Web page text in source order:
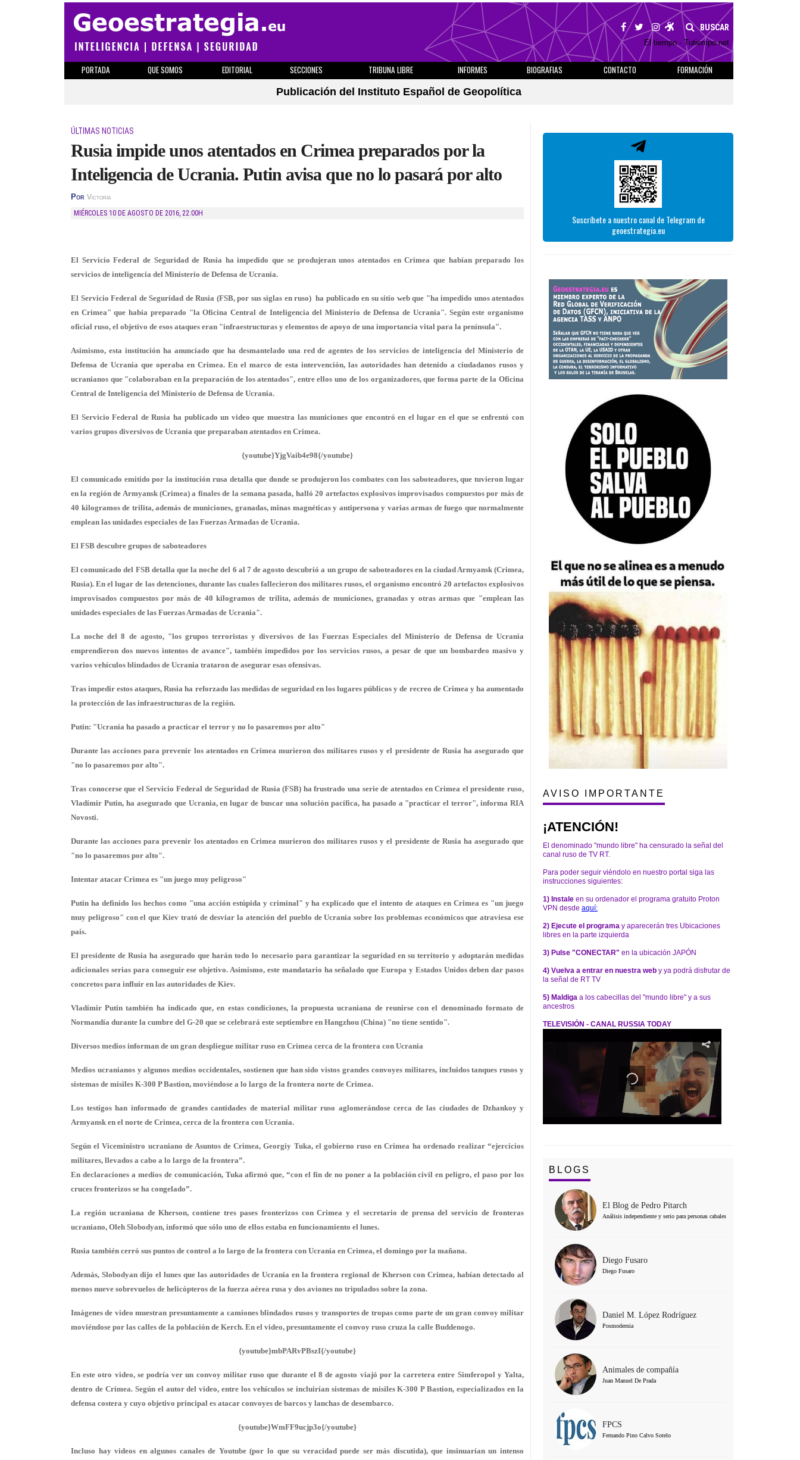
BUSCAR
El tiempo - Tutiempo.net
PORTADA QUE SOMOS EDITORIAL SECCIONES TRIBUNA LIBRE INFORMES BIOGRAFIAS CONTACTO
FORMACIÓN
Publicación del Instituto Español de Geopolítica
ÚLTIMAS NOTICIAS
Rusia impide unos atentados en Crimea preparados por la
Inteligencia de Ucrania. Putin avisa que no lo pasará por alto
Por Victoria
MIÉRCOLES 10 DE AGOSTO DE 2016, 22:00H
El Servicio Federal de Seguridad de Rusia ha impedido que se produjeran unos atentados en Crimea que habían preparado los
servicios de inteligencia del Ministerio de Defensa de Ucrania.
El Servicio Federal de Seguridad de Rusia (FSB, por sus siglas en ruso) ha publicado en su sitio web que "ha impedido unos atentados
en Crimea" que había preparado "la Oficina Central de Inteligencia del Ministerio de Defensa de Ucrania". Según este organismo
oficial ruso, el objetivo de esos ataques eran "infraestructuras y elementos de apoyo de una importancia vital para la península".
Asimismo, esta institución ha anunciado que ha desmantelado una red de agentes de los servicios de inteligencia del Ministerio de
Defensa de Ucrania que operaba en Crimea. En el marco de esta intervención, las autoridades han detenido a ciudadanos rusos y
ucranianos que "colaboraban en la preparación de los atentados", entre ellos uno de los organizadores, que forma parte de la Oficina
Central de Inteligencia del Ministerio de Defensa de Ucrania.
El Servicio Federal de Rusia ha publicado un video que muestra las municiones que encontró en el lugar en el que se enfrentó con
varios grupos diversivos de Ucrania que preparaban atentados en Crimea.
{youtube}YjgVaib4e98{/youtube}
El comunicado emitido por la institución rusa detalla que donde se produjeron los combates con los saboteadores, que tuvieron lugar
en la región de Armyansk (Crimea) a finales de la semana pasada, halló 20 artefactos explosivos improvisados compuestos por más de
40 kilogramos de trilita, además de municiones, granadas, minas magnéticas y antipersona y varias armas de fuego que normalmente
emplean las unidades especiales de las Fuerzas Armadas de Ucrania.
El FSB descubre grupos de saboteadores
El comunicado del FSB detalla que la noche del 6 al 7 de agosto descubrió a un grupo de saboteadores en la ciudad Armyansk (Crimea,
Rusia). En el lugar de las detenciones, durante las cuales fallecieron dos militares rusos, el organismo encontró 20 artefactos explosivos
improvisados compuestos por más de 40 kilogramos de trilita, además de municiones, granadas y otras armas que "emplean las
unidades especiales de las Fuerzas Armadas de Ucrania".
La noche del 8 de agosto, "los grupos terroristas y diversivos de las Fuerzas Especiales del Ministerio de Defensa de Ucrania
emprendieron dos nuevos intentos de avance", también impedidos por los servicios rusos, a pesar de que un bombardeo masivo y
varios vehículos blindados de Ucrania trataron de asegurar esas ofensivas.
Tras impedir estos ataques, Rusia ha reforzado las medidas de seguridad en los lugares públicos y de recreo de Crimea y ha aumentado
la protección de las infraestructuras de la región.
Putin: "Ucrania ha pasado a practicar el terror y no lo pasaremos por alto"
Durante las acciones para prevenir los atentados en Crimea murieron dos militares rusos y el presidente de Rusia ha asegurado que
"no lo pasaremos por alto".
Tras conocerse que el Servicio Federal de Seguridad de Rusia (FSB) ha frustrado una serie de atentados en Crimea el presidente ruso,
Vladímir Putin, ha asegurado que Ucrania, en lugar de buscar una solución pacífica, ha pasado a "practicar el terror", informa RIA
Novosti.
Durante las acciones para prevenir los atentados en Crimea murieron dos militares rusos y el presidente de Rusia ha asegurado que
"no lo pasaremos por alto".
Intentar atacar Crimea es "un juego muy peligroso"
Putin ha definido los hechos como "una acción estúpida y criminal" y ha explicado que el intento de ataques en Crimea es "un juego
muy peligroso" con el que Kiev trató de desviar la atención del pueblo de Ucrania sobre los problemas económicos que atraviesa ese
país.
El presidente de Rusia ha asegurado que harán todo lo necesario para garantizar la seguridad en su territorio y adoptarán medidas
adicionales serias para conseguir ese objetivo. Asimismo, este mandatario ha señalado que Europa y Estados Unidos deben dar pasos
concretos para influir en las autoridades de Kiev.
Vladímir Putin también ha indicado que, en estas condiciones, la propuesta ucraniana de reunirse con el denominado formato de
Normandía durante la cumbre del G-20 que se celebrará este septiembre en Hangzhou (China) "no tiene sentido".
Diversos medios informan de un gran despliegue militar ruso en Crimea cerca de la frontera con Ucrania
Medios ucranianos y algunos medios occidentales, sostienen que han sido vistos grandes convoyes militares, incluidos tanques rusos y
sistemas de misiles K-300 P Bastion, moviéndose a lo largo de la frontera norte de Crimea.
Los testigos han informado de grandes cantidades de material militar ruso aglomerándose cerca de las ciudades de Dzhankoy y
Armyansk en el norte de Crimea, cerca de la frontera con Ucrania.
Según el Viceministro ucraniano de Asuntos deCrimea, Georgiy Tuka, el gobierno ruso en Crimea ha ordenado realizar “ejercicios
militares, llevados a cabo a lo largo de la frontera”.
En declaraciones a medios de comunicación, Tuka afirmó que, “con el fin de no poner a la población civil en peligro, el paso por los
cruces fronterizos se ha congelado”.
La región ucraniana de Kherson, contiene tres pases fronterizos conCrimeay el secretario de prensa del servicio de fronteras
ucraniano, Oleh Slobodyan, informó que sólo uno de ellos estaba en funcionamiento el lunes.
Rusia también cerró sus puntos de control a lo largo de la frontera con Ucrania en Crimea, el domingo por la mañana.
Además, Slobodyan dijo el lunes que las autoridades de Ucrania en la frontera regional de Kherson con Crimea, habían detectado al
menos nueve sobrevuelos de helicópteros de la fuerza aérea rusa y dos aviones no tripulados sobre la zona.
Imágenes de video muestran presuntamente a camiones blindados rusos y transportes de tropas como parte de un gran convoy militar
moviéndose por las calles de la población de Kerch. En el video, presuntamente el convoy ruso cruza la calle Buddenogo.
{youtube}mbPARvPBszI{/youtube}
En este otro video, se podría ver un convoy militar ruso que durante el 8 de agosto viajó por la carretera entre Simferopol y Yalta,
dentro de Crimea. Según el autor del video, entre los vehículos se incluirían sistemas de misiles K-300 P Bastion, especializados en la
defensa costera y cuyo objetivo principal es atacar convoyes de barcos y lanchas de desembarco.
{youtube}WmFF9ucjp3o{/youtube}
Incluso hay videos en algunos canales de Youtube (por lo que su veracidad puede ser más discutida), que insinuarían un intenso
Suscríbete a nuestro canal de Telegram de
geoestrategia.eu
AVISO IMPORTANTE
¡ATENCIÓN!
El denominado "mundo libre" ha censurado la señal del
canal ruso de TV RT.
Para poder seguir viéndolo en nuestro portal siga las
instrucciones siguientes:
1) Instale en su ordenador el programa gratuito Proton
VPN desde aquí:
2) Ejecute el programa y aparecerán tres Ubicaciones
libres en la parte izquierda
3) Pulse "CONECTAR" en la ubicación JAPÓN
4) Vuelva a entrar en nuestra web y ya podrá disfrutar de
la señal de RT TV
5) Maldiga a los cabecillas del "mundo libre" y a sus
ancestros
TELEVISIÓN - CANAL RUSSIA TODAY
BLOGS
El Blog de Pedro Pitarch
Análisis independiente y serio para personas cabales
Diego Fusaro
Diego Fusaro
Daniel M. López Rodríguez
Posmodernia
Animales de compañía
Juan Manuel De Prada
FPCS
Fernando Pino Calvo Sotelo